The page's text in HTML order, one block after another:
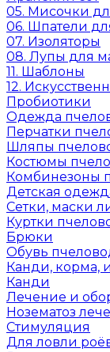
05. Мисочки
06. Шпатели
07. Изоляторы
08. Лупы для
11. Шаблоны
12.
Пробиотики
Одежда
Перчатки
Шляпы
Костюмы
Комбинезоны
Детская
Сетки, маски
Куртки
Брюки
Обувь
Канди, корма,
Канди
Лечение и
Нозематоз
Стимуляция
Для ловли